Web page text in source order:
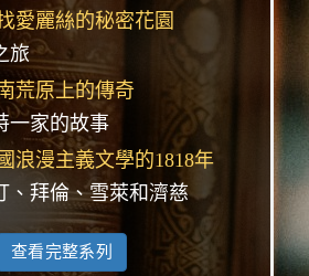
愛麗絲的秘密花園
旅
荒原上的傳奇
家的故事
浪漫主義文學的1818年
拜倫、雪萊和濟慈
查看完整系列